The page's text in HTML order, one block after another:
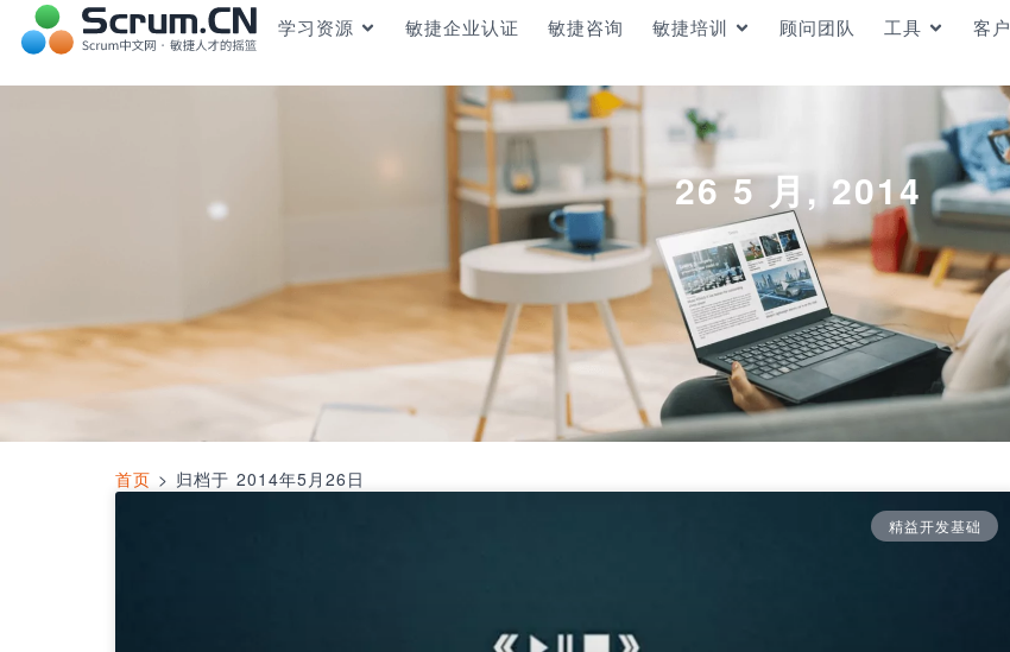
学习资源 敏捷企业认证 敏捷咨询 敏捷培训 顾问团队 工具 客户
26 5 月, 2014
首页 > 归档于 2014年5月26日
精益开发基础